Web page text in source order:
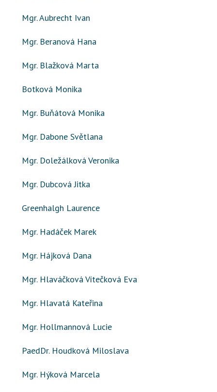
Mgr. Aubrecht Ivan
Mgr. Beranová Hana
Mgr. Blažková Marta
Botková Monika
Mgr. Buňátová Monika
Mgr. Dabone Světlana
Mgr. Doležálková Veronika
Mgr. Dubcová Jitka
Greenhalgh Laurence
Mgr. Hadáček Marek
Mgr. Hájková Dana
Mgr. Hlaváčková Vítečková Eva
Mgr. Hlavatá Kateřina
Mgr. Hollmannová Lucie
PaedDr. Houdková Miloslava
Mgr. Hýková Marcela